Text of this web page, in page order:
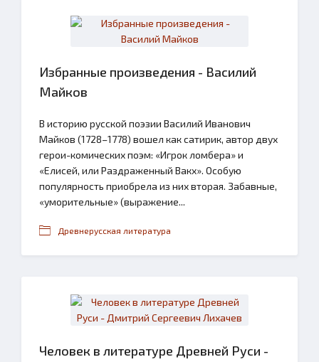
Избранные произведения - Василий
Майков
В историю русской поэзии Василий Иванович
Майков (1728–1778) вошел как сатирик, автор двух
герои-комических поэм: «Игрок ломбера» и
«Елисей, или Раздраженный Вакх». Особую
популярность приобрела из них вторая. Забавные,
«уморительные» (выражение...
Древнерусская литература
Человек в литературе Древней Руси -